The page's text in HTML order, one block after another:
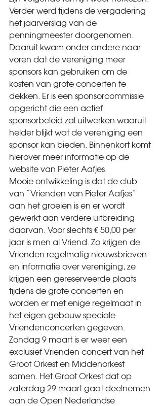
Verder werd tijdens de vergadering
het jaarverslag van de
penningmeester doorgenomen.
Daaruit kwam onder andere naar
voren dat de vereniging meer
sponsors kan gebruiken om de
kosten van grote concerten te
dekken. Er is een sponsorcommissie
opgericht die een actief
sponsorbeleid zal uitwerken waaruit
helder blijkt wat de vereniging een
sponsor kan bieden. Binnenkort komt
hierover meer informatie op de
website van Pieter Aafjes.
Mooie ontwikkeling is dat de club
van “Vrienden van Pieter Aafjes”
aan het groeien is en er wordt
gewerkt aan verdere uitbreiding
daarvan. Voor slechts € 50,00 per
jaar is men al Vriend. Zo krijgen de
Vrienden regelmatig nieuwsbrieven
en informatie over vereniging, ze
krijgen een gereserveerde plaats
tijdens de grote concerten en
worden er met enige regelmaat in
het eigen gebouw speciale
Vriendenconcerten gegeven.
Zondag 9 maart is er weer een
exclusief Vrienden concert van het
Groot Orkest en Middenorkest
samen. Het Groot Orkest dat op
zaterdag 29 maart gaat deelnemen
aan de Open Nederlandse